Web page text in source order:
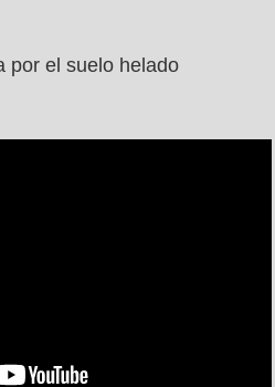
por el suelo helado